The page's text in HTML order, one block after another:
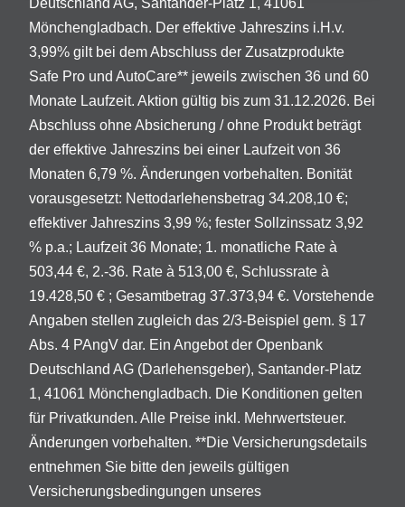
Deutschland AG, Santander-Platz 1, 41061
Mönchengladbach. Der effektive Jahreszins i.H.v.
3,99% gilt bei dem Abschluss der Zusatzprodukte
Safe Pro und AutoCare** jeweils zwischen 36 und 60
Monate Laufzeit. Aktion gültig bis zum 31.12.2026. Bei
Abschluss ohne Absicherung / ohne Produkt beträgt
der effektive Jahreszins bei einer Laufzeit von 36
Monaten 6,79 %. Änderungen vorbehalten. Bonität
vorausgesetzt: Nettodarlehensbetrag 34.208,10 €;
effektiver Jahreszins 3,99 %; fester Sollzinssatz 3,92
% p.a.; Laufzeit 36 Monate; 1. monatliche Rate à
503,44 €, 2.-36. Rate à 513,00 €, Schlussrate à
19.428,50 € ; Gesamtbetrag 37.373,94 €. Vorstehende
Angaben stellen zugleich das 2/3-Beispiel gem. § 17
Abs. 4 PAngV dar. Ein Angebot der Openbank
Deutschland AG (Darlehensgeber), Santander-Platz
1, 41061 Mönchengladbach. Die Konditionen gelten
für Privatkunden. Alle Preise inkl. Mehrwertsteuer.
Änderungen vorbehalten. **Die Versicherungsdetails
entnehmen Sie bitte den jeweils gültigen
Versicherungsbedingungen unseres